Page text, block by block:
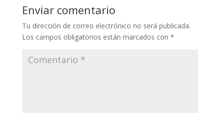
Enviar comentario
Tu dirección de correo electrónico no será publicada.
Los campos obligatorios están marcados con *